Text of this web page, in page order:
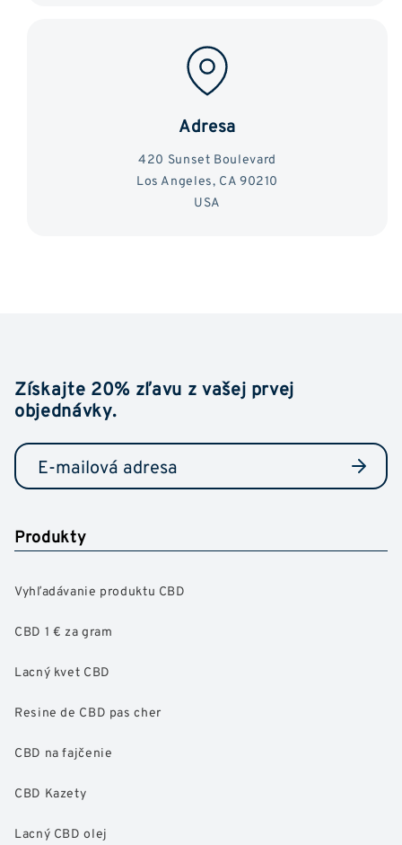
Adresa
420 Sunset Boulevard
Los Angeles, CA 90210
USA
Získajte 20% zľavu z vašej prvej
objednávky.
Produkty
Vyhľadávanie produktu CBD
CBD 1 € za gram
Lacný kvet CBD
Resine de CBD pas cher
CBD na fajčenie
CBD Kazety
Lacný CBD olej